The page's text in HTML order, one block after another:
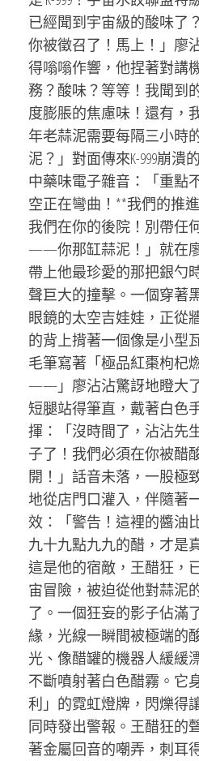
已經聞到宇宙級的酸味了
你被徵召了！馬上！」廖
得嗡嗡作響，他捏著對講
務？酸味？等等！我聞到
度膨脹的焦慮味！還有，
年老蒜泥需要每隔三小時
泥？」對面傳來K-999崩潰
中藥味電子雜音：「重點
空正在彎曲！**我們的推
我們在你的後院！別帶任
——你那缸蒜泥！」就在
帶上他最珍愛的那把銀勺
聲巨大的撞擊。一個穿著
眼鏡的太空吉娃娃，正從
的背上揹著一個像是小型
毛筆寫著「極品紅棗枸杞
——」廖沾沾驚訝地瞪大了
短腿站得筆直，戴著白色
揮：「沒時間了，沾沾先
子了！我們必須在你被醋
開！」話音未落，一股極
地從店門口灌入，伴隨著
效：「警告！這裡的醬油
九十九點九九的醋，才是
這是他的宿敵，王醋狂，
宙冒險，被迫從他對蒜泥
了。一個狂妄的影子佔滿
緣，光線一瞬間被極端的
光、像醋罐的機器人緩緩
不斷噴射著白色醋霧。它
利」的霓虹燈牌，閃爍得
同時發出警報。王醋狂的
著金屬回音的嘲弄，刺耳